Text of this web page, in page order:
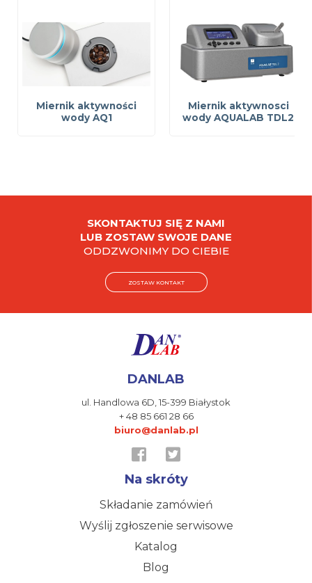
Miernik aktywności
wody AQ1
Miernik aktywnosci
wody AQUALAB TDL2
SKONTAKTUJ SIĘ Z NAMI
LUB ZOSTAW SWOJE DANE
ODDZWONIMY DO CIEBIE
ZOSTAW KONTAKT
DANLAB
ul. Handlowa 6D,15-399 Białystok
+ 48 85 661 28 66
biuro@danlab.pl
Na skróty
Składanie zamówień
Wyślij zgłoszenie serwisowe
Katalog
Blog